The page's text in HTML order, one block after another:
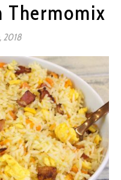
Thermomix
2018